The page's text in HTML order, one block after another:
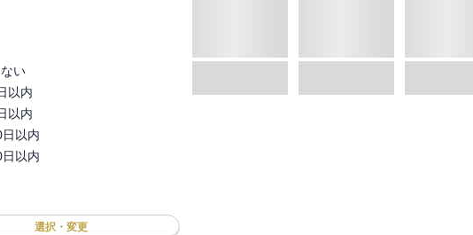
い
以内
以内
以内
以内
選択・変更